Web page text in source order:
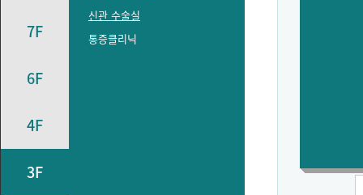
7F
6F
4F
3F
신관 수술실
통증클리닉